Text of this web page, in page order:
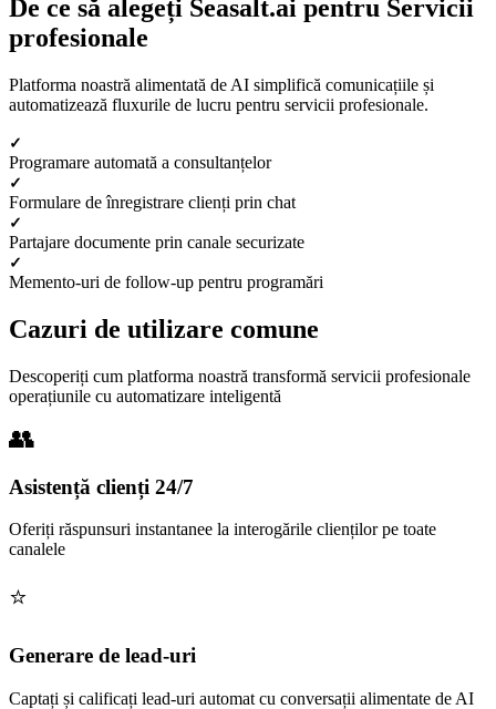
De ce să alegeți Seasalt.ai pentru Servicii
profesionale
Platforma noastră alimentată de AI simplifică comunicațiile și
automatizează fluxurile de lucru pentru servicii profesionale.
Programare automată a consultanțelor
Formulare de înregistrare clienți prin chat
Partajare documente prin canale securizate
Memento-uri de follow-up pentru programări
Cazuri de utilizare comune
Descoperiți cum platforma noastră transformă servicii profesionale
operațiunile cu automatizare inteligentă
Asistență clienți 24/7
Oferiți răspunsuri instantanee la interogările clienților pe toate
canalele
Generare de lead-uri
Captați și calificați lead-uri automat cu conversații alimentate de AI